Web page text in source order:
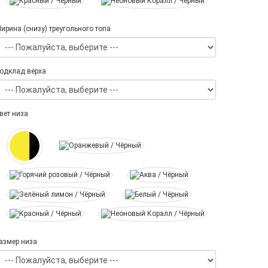
(снизу) треугольного топа
верха
низа
низа